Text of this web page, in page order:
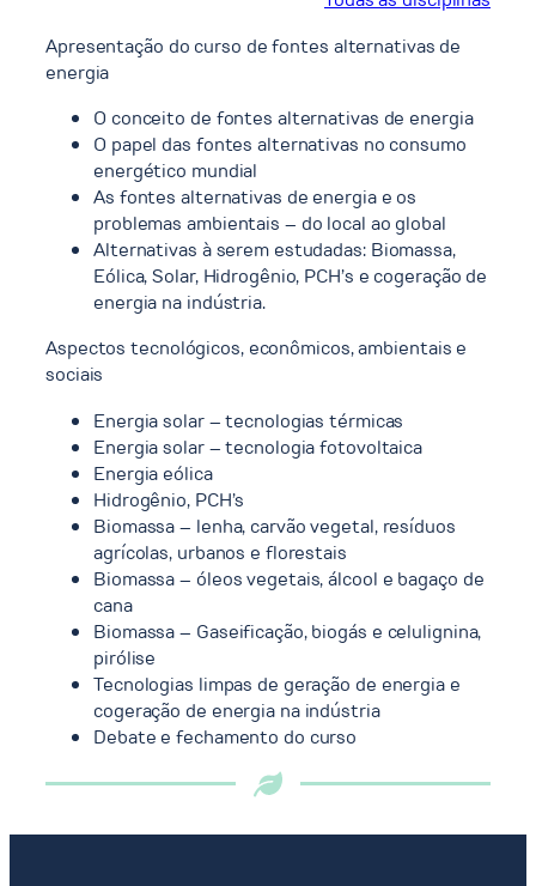
Apresentação do curso de fontes alternativas de
energia
O conceito de fontes alternativas de energia
O papel das fontes alternativas no consumo
energético mundial
As fontes alternativas de energia e os
problemas ambientais – do local ao global
Alternativas à serem estudadas: Biomassa,
Eólica, Solar, Hidrogênio, PCH’s e cogeração de
energia na indústria.
Aspectos tecnológicos, econômicos, ambientais e
sociais
Energia solar – tecnologias térmicas
Energia solar – tecnologia fotovoltaica
Energia eólica
Hidrogênio, PCH’s
Biomassa – lenha, carvão vegetal, resíduos
agrícolas, urbanos e florestais
Biomassa – óleos vegetais, álcool e bagaço de
cana
Biomassa – Gaseificação, biogás e celulignina,
pirólise
Tecnologias limpas de geração de energia e
cogeração de energia na indústria
Debate e fechamento do curso